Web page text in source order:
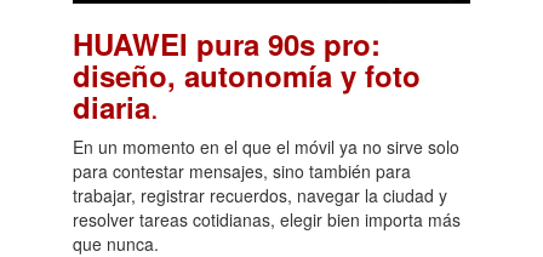
HUAWEI pura 90s pro:
diseño, autonomía y foto
diaria.
En un momento en el que el móvil ya no sirve solo
para contestar mensajes, sino también para
trabajar, registrar recuerdos, navegar la ciudad y
resolver tareas cotidianas, elegir bien importa más
que nunca.